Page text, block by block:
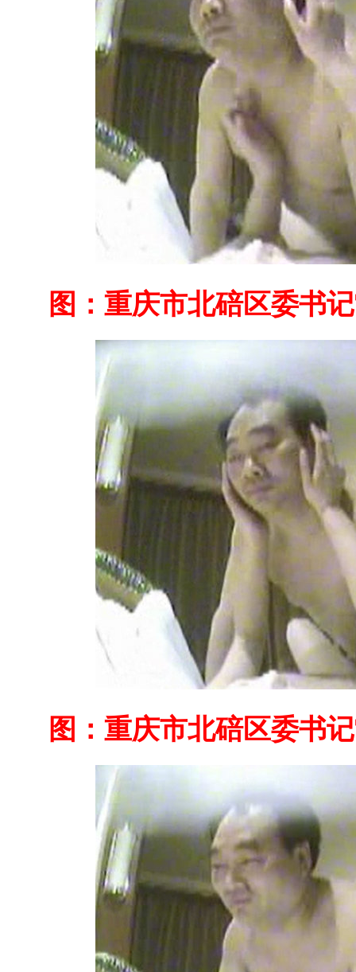
图：重庆市北碚区委书
图： 重庆市北碚区委书